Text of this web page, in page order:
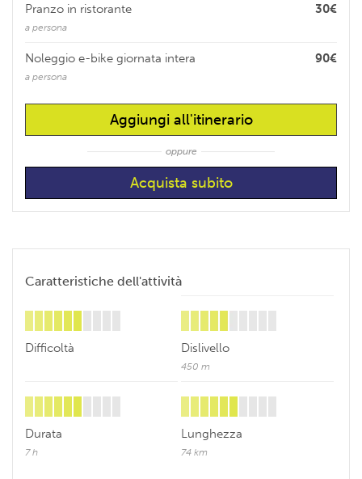
30€
Pranzo in ristorante
a persona
90€
Noleggio e-bike giornata intera
a persona
Aggiungi all'itinerario
oppure
Caratteristiche dell'attività
Difficoltà Dislivello
450 m
Durata
7 h
Lunghezza
74 km